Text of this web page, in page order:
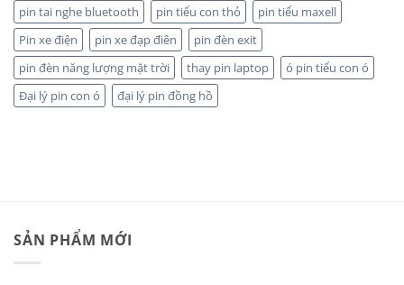
pin tai nghe bluetooth
pin tiểu con thỏ
pin tiểu maxell
Pin xe điện
pin xe đạp điên
pin đèn exit
pin đèn năng lượng mặt trời
thay pin laptop
ó pin tiểu con ó
Đại lý pin con ó
đại lý pin đồng hồ
SẢN PHẨM MỚI